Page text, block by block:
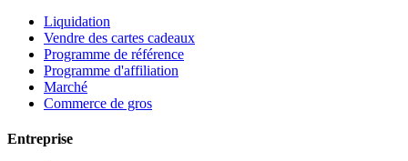
Liquidation
Vendre des cartes cadeaux
Programme de référence
Programme d'affiliation
Marché
Commerce de gros
Entreprise